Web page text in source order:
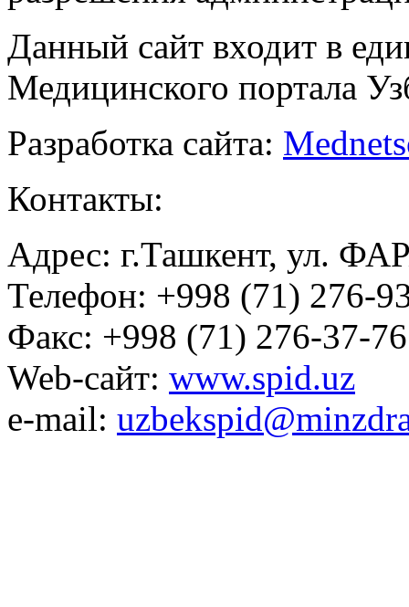
Данный сайт входит в
Медицинского портала
Разработка сайта:
Контакты:
Адрес: г.Ташкент, ул.
Телефон: +998 (71) 276-
Факс: +998 (71) 276-37-76
Web-сайт: www.spid.uz
e-mail: